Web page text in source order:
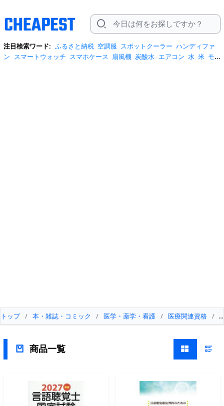
注目検索ワード: ふるさと納税 空調服 スポットクーラー ハンディファ
ン スマートウォッチ スマホケース 扇風機 炭酸水 エアコン 水 米 モ
トップ / 本・雑誌・コミック / 医学・薬学・看護 / 医療関連資格 /
商品一覧